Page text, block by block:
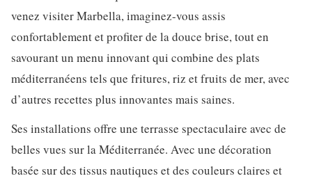
venez visiter Marbella, imaginez-vous assis
confortablement et profiter de la douce brise, tout en
savourant un menu innovant qui combine des plats
méditerranéens tels que fritures, riz et fruits de mer, avec
d’autres recettes plus innovantes mais saines.
Ses installations offre une terrasse spectaculaire avec de
belles vues sur la Méditerranée. Avec une décoration
basée sur des tissus nautiques et des couleurs claires et